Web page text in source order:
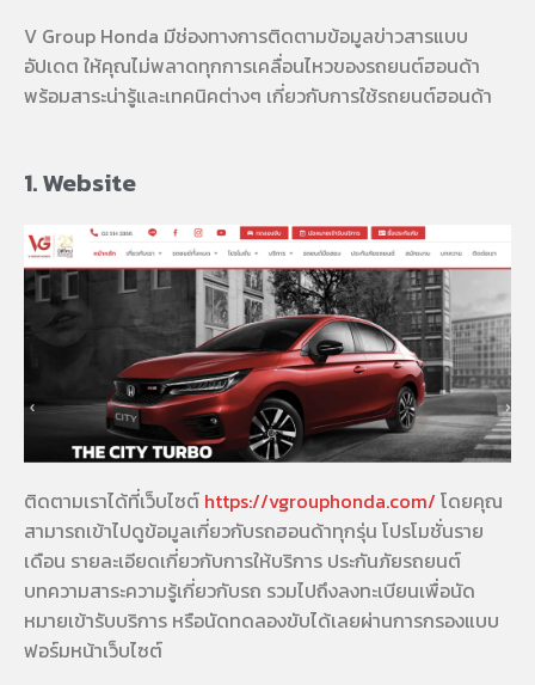
V Group Honda มีช่องทางการติดตามข้อมูลข่าวสารแบบ
อัปเดต ให้คุณไม่พลาดทุกการเคลื่อนไหวของรถยนต์ฮอนด้า
พร้อมสาระน่ารู้และเทคนิคต่างๆ เกี่ยวกับการใช้รถยนต์ฮอนด้า
1. Website
ติดตามเราได้ที่เว็บไซต์ https://vgrouphonda.com/ โดยคุณ
สามารถเข้าไปดูข้อมูลเกี่ยวกับรถฮอนด้าทุกรุ่น โปรโมชั่นราย
เดือน รายละเอียดเกี่ยวกับการให้บริการ ประกันภัยรถยนต์
บทความสาระความรู้เกี่ยวกับรถ รวมไปถึงลงทะเบียนเพื่อนัด
หมายเข้ารับบริการ หรือนัดทดลองขับได้เลยผ่านการกรองแบบ
ฟอร์มหน้าเว็บไซต์